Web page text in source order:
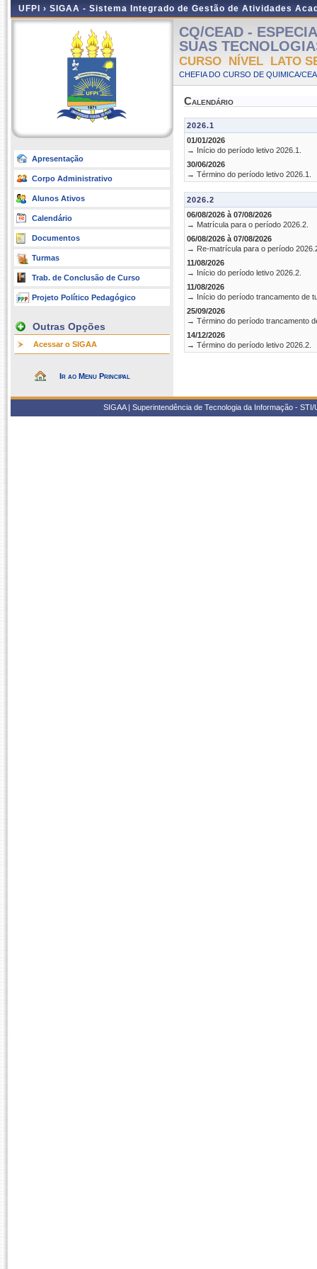
UFPI › SIGAA - Sistema Integrado de Gestão de Atividades
Apresentação
Corpo Administrativo
Alunos Ativos
Calendário
Documentos
Turmas
Trab. de Conclusão de Curso
Projeto Político Pedagógico
Outras Opções
Acessar o SIGAA
Ir ao Menu Principal
CQ/CEAD -
SUAS
CURSO NÍVEL LATO
CHEFIA DO CURSO DE QUIMICA/
Calendário
2026.1
01/01/2026
→ Início do período letivo 2026.1.
30/06/2026
→ Término do período letivo 2026.1.
2026.2
06/08/2026 à 07/08/2026
→ Matrícula para o período 2026.2.
06/08/2026 à 07/08/2026
→ Re-matrícula para o período
11/08/2026
→ Início do período letivo 2026.2.
11/08/2026
→ Início do período trancamento de
25/09/2026
→ Término do período trancamento
14/12/2026
→ Término do período letivo 2026.2.
SIGAA | Superintendência de Tecnologia da Informação -